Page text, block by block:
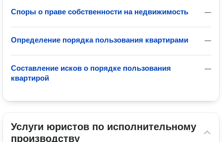
—
Споры о праве собственности на недвижимость
—
Определение порядка пользования квартирами
—
Составление исков о порядке пользования
квартирой
Услуги юристов по исполнительному
производству